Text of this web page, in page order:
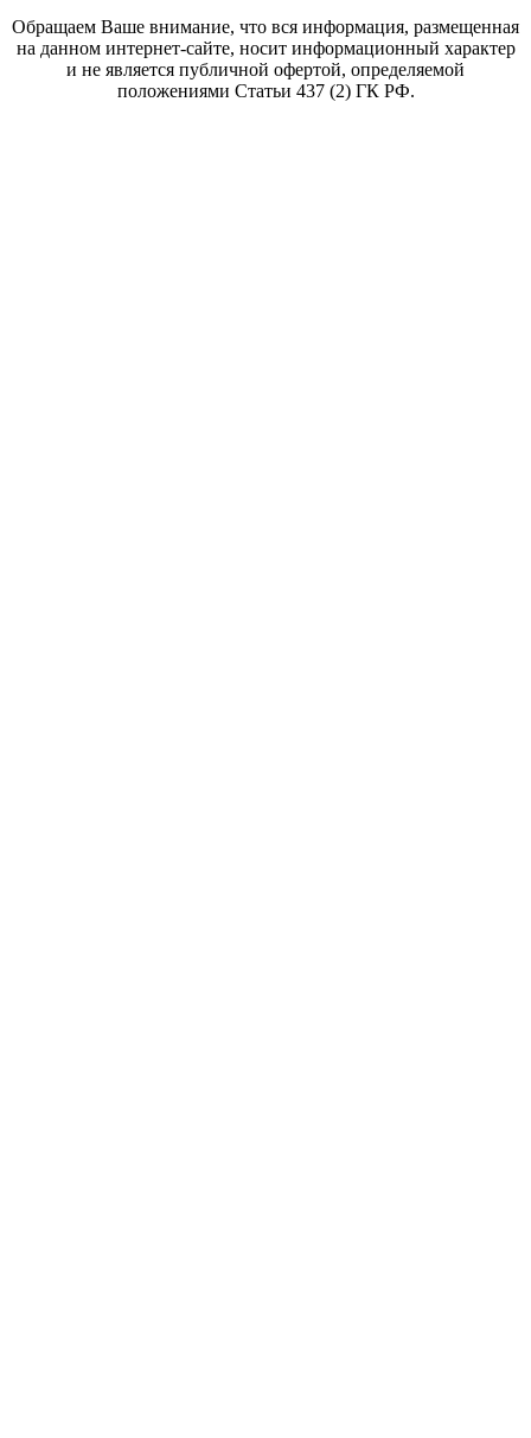
Обращаем Ваше внимание, что вся информация, размещенная
на данном интернет-сайте, носит информационный характер
и не является публичной офертой, определяемой
положениями Статьи 437 (2) ГК РФ.